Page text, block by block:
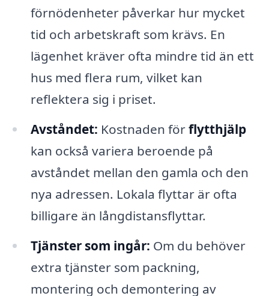
förnödenheter påverkar hur mycket
tid och arbetskraft som krävs. En
lägenhet kräver ofta mindre tid än ett
hus med flera rum, vilket kan
reflektera sig i priset.
Avståndet: Kostnaden förflytthjälp
kan också variera beroende på
avståndet mellan den gamla och den
nya adressen. Lokala flyttar är ofta
billigare än långdistansflyttar.
Tjänster som ingår: Om du behöver
extra tjänster som packning,
montering och demontering av